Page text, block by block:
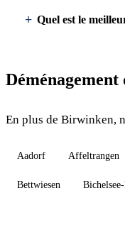
Quel est le
En plus de Birwinken,
Aadorf Affeltrangen
Bettwiesen